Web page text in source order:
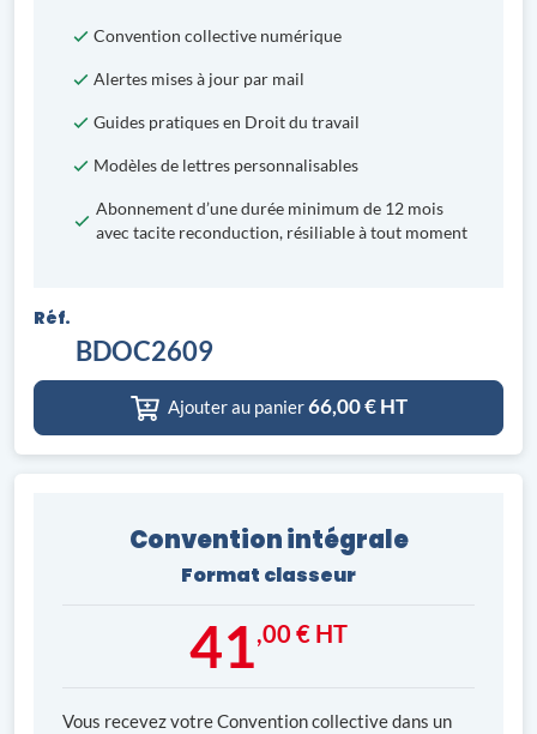
Convention collective numérique
Alertes mises à jour par mail
Guides pratiques en Droit du travail
Modèles de lettres personnalisables
Abonnement d’une durée minimum de 12 mois
avec tacite reconduction, résiliable à tout moment
Réf.
BDOC2609
Ajouter au panier66,00€ HT
Convention intégrale
Format classeur
41,00 € HT
Vous recevez votre Convention collective dans un